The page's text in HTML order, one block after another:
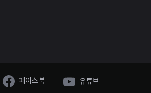
페이스북 유튜브